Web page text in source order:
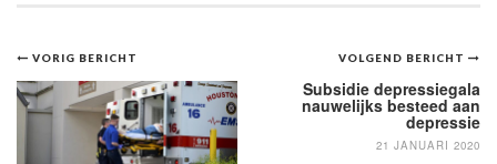
Bericht
navigatie
VOLGEND BERICHT
Subsidie depressiegala
nauwelijks besteed aan
depressie
21 JANUARI 2020
VORIG BERICHT